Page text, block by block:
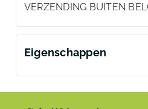
VERZENDING BUITEN
Eigenschappen